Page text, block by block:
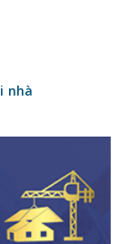
nhà